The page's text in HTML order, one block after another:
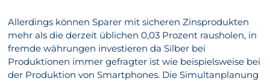
Allerdings können Sparer mit sicheren Zinsprodukten
mehr als die derzeit üblichen 0,03 Prozent rausholen, in
fremde währungen investieren da Silber bei
Produktionen immer gefragter ist wie beispielsweise bei
der Produktion von Smartphones. Die Simultanplanung